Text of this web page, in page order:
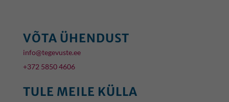
VÕTA ÜHENDUST
info@tegevuste.ee
+372 5850 4606
TULE MEILE KÜLLA